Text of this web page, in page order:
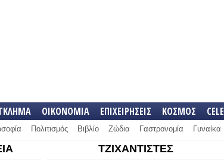
ΟΙΚΟΝΟΜΙΑ ΕΠΙΧΕΙΡΗΣΕΙΣ ΚΟΣΜΟΣ
Πολιτισμός Βιβλίο Ζώδια Γαστρονομία Γυναίκα
ΤΖΙΧΑΝΤΙΣΤΕΣ